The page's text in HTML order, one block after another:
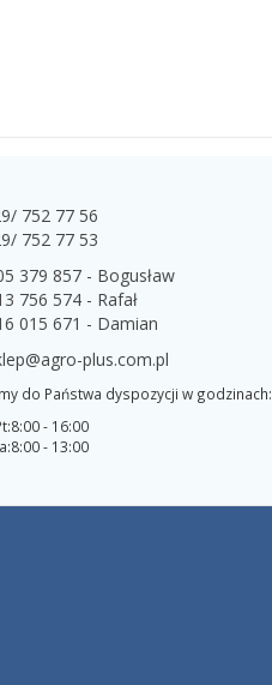
752 77 56
752 77 53
379 857 - Bogusław
756 574 - Rafał
015 671 - Damian
plus.com.pl
do Państwa dyspozycji w godzinach:
8:00 - 16:00
8:00 - 13:00